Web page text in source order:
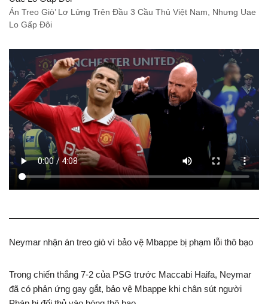
Án Treo Giò’ Lơ Lửng Trên Đầu 3 Cầu Thủ Việt Nam, Nhưng Uae
Lo Gấp Đôi
Neymar nhận án treo giò vì bảo vệ Mbappe bị phạm lỗi thô bạo
Trong chiến thắng 7-2 của PSG trước Maccabi Haifa, Neymar
đã có phản ứng gay gắt, bảo vệ Mbappe khi chân sút người